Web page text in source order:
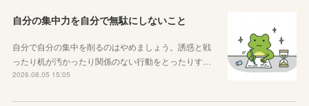
自分の集中力を自分で無駄にしないこと
自分で自分の集中を削るのはやめましょう。誘惑と戦
ったり机が汚かったり関係のない行動をとったりす…
2026.08.05 15:05